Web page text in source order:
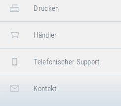
1x Karton
Länge 50 cm
Breite
40 cm
Drucken
Händler
Telefonischer Support
Kontakt